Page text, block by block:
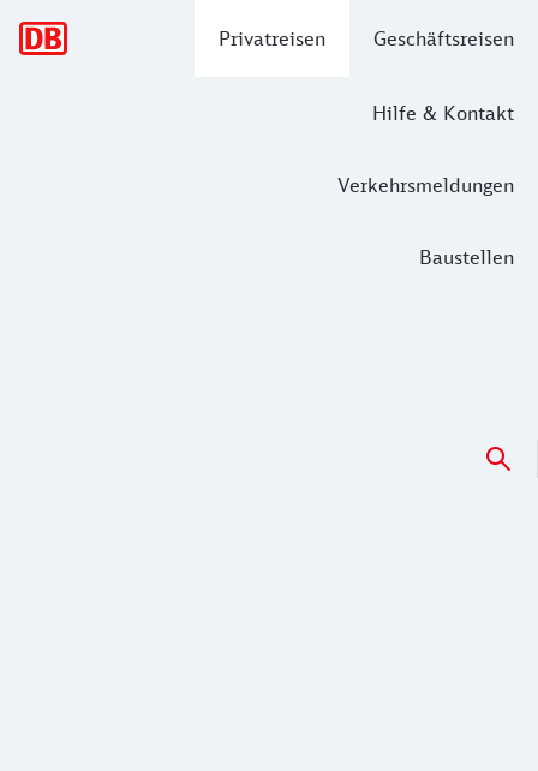
Privatreisen Geschäftsreisen
Hilfe & Kontakt
Verkehrsmeldungen
Baustellen